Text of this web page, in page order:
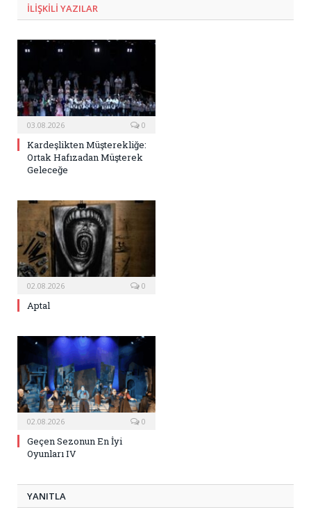
ILIŞKILI YAZILAR
03.08.2026 0
Kardeşlikten Müşterekliğe:
Ortak Hafızadan Müşterek
Geleceğe
02.08.2026 0
Aptal
02.08.2026 0
Geçen Sezonun En İyi
Oyunları IV
YANITLA